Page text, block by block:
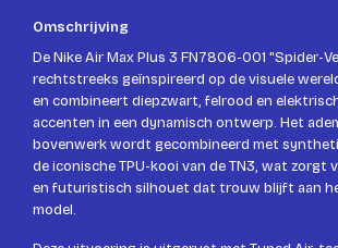
Omschrijving
De Nike Air Max Plus 3 FN7806-001 "Spider-
rechtstreeks geïnspireerd op de visuele
en combineert diepzwart, felrood en
accenten in een dynamisch ontwerp. Het
bovenwerk wordt gecombineerd met
de iconische TPU-kooi van de TN3, wat zorgt
en futuristisch silhouet dat trouw blijft aan
model.